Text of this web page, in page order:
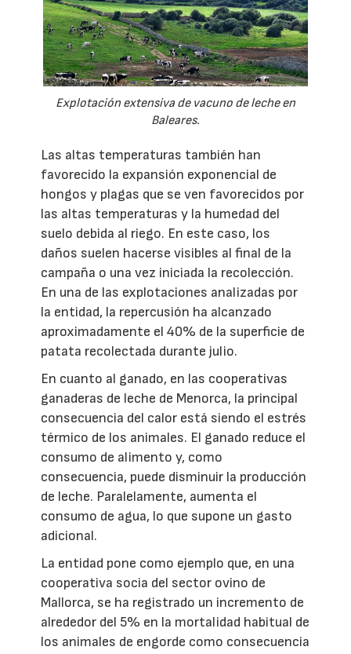
Explotación extensiva de vacuno de leche en
Baleares.
Las altas temperaturas también han
favorecido la expansión exponencial de
hongos y plagas que se ven favorecidos por
las altas temperaturas y la humedad del
suelo debida al riego. En este caso, los
daños suelen hacerse visibles al final de la
campaña o una vez iniciada la recolección.
En una de las explotaciones analizadas por
la entidad, la repercusión ha alcanzado
aproximadamente el 40% de la superficie de
patata recolectada durante julio.
En cuanto al ganado, en las cooperativas
ganaderas de leche de Menorca, la principal
consecuencia del calor está siendo el estrés
térmico de los animales. El ganado reduce el
consumo de alimento y, como
consecuencia, puede disminuir la producción
de leche. Paralelamente, aumenta el
consumo de agua, lo que supone un gasto
adicional.
La entidad pone como ejemplo que, en una
cooperativa socia del sector ovino de
Mallorca, se ha registrado un incremento de
alrededor del 5% en la mortalidad habitual de
los animales de engorde como consecuencia